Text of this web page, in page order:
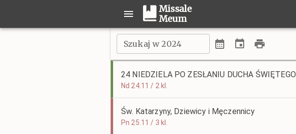
Missale
Meum
Szukaj w 2024
24 NIEDZIELA PO ZESŁANIU DUCHA ŚWIĘTEGO
Nd 24.11 / 2 kl.
Św. Katarzyny, Dziewicy i Męczennicy
Pn 25.11 / 3 kl.